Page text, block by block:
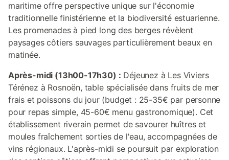
maritime offre perspective unique sur l'économie
traditionnelle finistérienne et la biodiversité estuarienne.
Les promenades à pied long des berges révèlent
paysages côtiers sauvages particulièrement beaux en
matinée.
Après-midi (13h00-17h30) : Déjeunez à Les Viviers
Térénez à Rosnoën, table spécialisée dans fruits de mer
frais et poissons du jour (budget : 25-35€ par personne
pour repas simple, 45-60€ menu gastronomique). Cet
établissement riverain permet de savourer huîtres et
moules fraîchement sorties de l'eau, accompagnées de
vins régionaux. L'après-midi se poursuit par exploration